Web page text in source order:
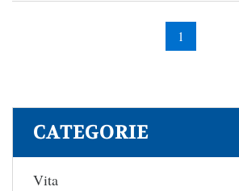
1
CATEGORIE
Vita